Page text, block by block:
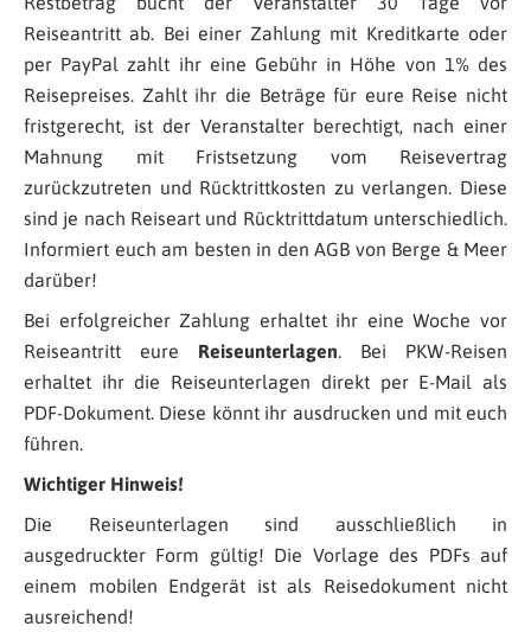
Reiseantritt ab. Bei einer Zahlung mit Kreditkarte oder
per PayPal zahlt ihr eine Gebühr in Höhe von 1% des
Reisepreises. Zahlt ihr die Beträge für eure Reise nicht
fristgerecht, ist der Veranstalter berechtigt, nach einer
Mahnung mit Fristsetzung vom Reisevertrag
zurückzutreten und Rücktrittkosten zu verlangen. Diese
sind je nach Reiseart und Rücktrittdatum unterschiedlich.
Informiert euch am besten in den AGB von Berge & Meer
darüber!
Bei erfolgreicher Zahlung erhaltet ihr eine Woche vor
Reiseantritt eure Reiseunterlagen. Bei PKW-Reisen
erhaltet ihr die Reiseunterlagen direkt per E-Mail als
PDF-Dokument. Diese könnt ihr ausdrucken und mit euch
führen.
Wichtiger Hinweis!
Die Reiseunterlagen sind ausschließlich in
ausgedruckter Form gültig! Die Vorlage des PDFs auf
einem mobilen Endgerät ist als Reisedokument nicht
ausreichend!